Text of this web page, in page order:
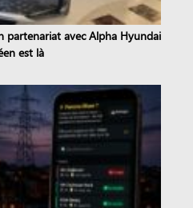
partenariat avec Alpha Hyundai
est là